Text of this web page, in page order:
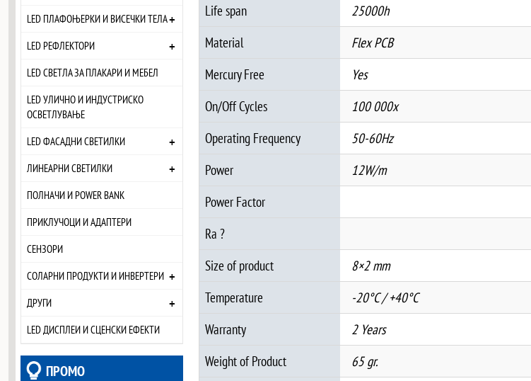
LED ПЛАФОЊЕРКИ И ВИСЕЧКИ ТЕЛА+
LED РЕФЛЕКТОРИ +
LED СВЕТЛА ЗА ПЛАКАРИ И МЕБЕЛ
LED УЛИЧНО И ИНДУСТРИСКО
ОСВЕТЛУВАЊЕ
LED ФАСАДНИ СВЕТИЛКИ
+
ЛИНЕАРНИ СВЕТИЛКИ +
ПОЛНАЧИ И POWER BANK
ПРИКЛУЧОЦИ И АДАПТЕРИ
СЕНЗОРИ
СОЛАРНИ ПРОДУКТИ И ИНВЕРТЕРИ +
ДРУГИ +
LED ДИСПЛЕИ И СЦЕНСКИ ЕФЕКТИ
ПРОМО
Life span
25000h
Material
Flex PCB
Mercury Free
Yes
On/Off Cycles
100 000x
Operating Frequency
50-60Hz
Power
12W/m
Power Factor
Ra ?
Size of product
8×2 mm
Temperature
-20°C / +40°C
Warranty
2 Years
Weight of Product
65 gr.